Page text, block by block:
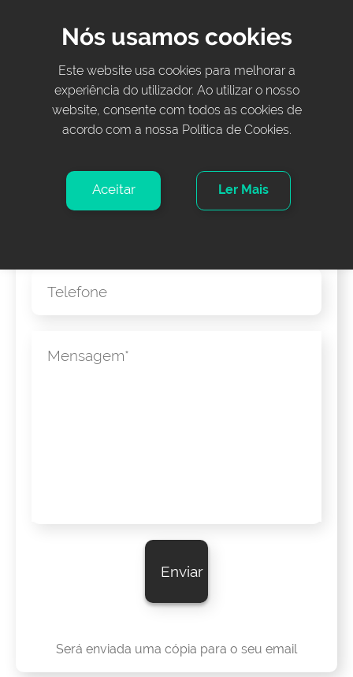
informações?
Fale Connosco!
E-mail
Telefone
Será enviada uma cópia para o seu email
Nós usamos cookies
Este website usa cookies para melhorar a
experiência do utilizador. Ao utilizar o nosso
website, consente com todos as cookies de
acordo com a nossa Política de Cookies.
Aceitar Ler Mais